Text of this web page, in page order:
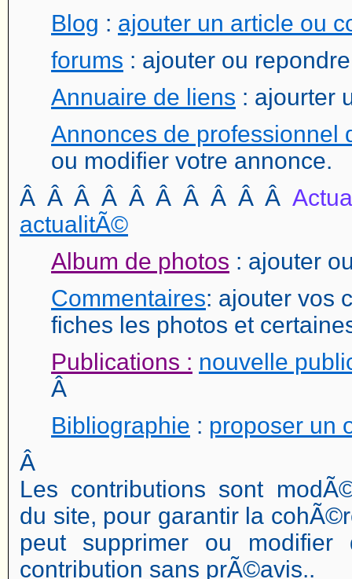
Blog : ajouter un article ou
forums : ajouter ou
Annuaire de liens : ajourter
Annonces de professionnel
ou modifier votre annonce.
Â Â Â Â Â Â Â Â Â Â
actualitÃ©
Album de photos : ajouter
Commentaires: ajouter vos
fiches les photos et
Publications : nouvelle
Â
Bibliographie : proposer un
Â
Les contributions sont
du site, pour garantir la
peut supprimer ou
contribution sans prÃ©avis..